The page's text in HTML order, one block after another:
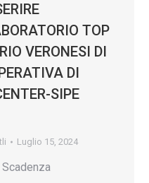
TOP
VERONESI DI
DI
SIPE
Luglio 15, 2024